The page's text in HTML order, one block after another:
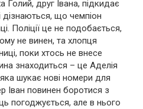
Голий, друг Івана, підкидає
дізнаються, що чемпіон
Поліції це не подобається,
не винен, та хлопця
поки хтось не внесе
знаходиться – це Аделія
шукає нові номери для
Іван повинен боротися з
погоджується, але в нього